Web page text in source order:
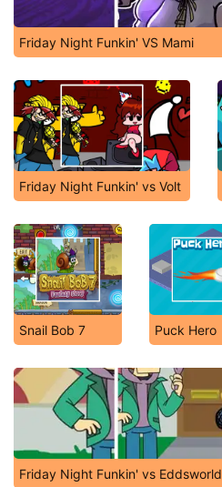
Friday Night Funkin' VS Mami
Friday Night Funkin' vs Volt
Snail Bob 7 Puck Hero
Friday Night Funkin' vs Eddsworld